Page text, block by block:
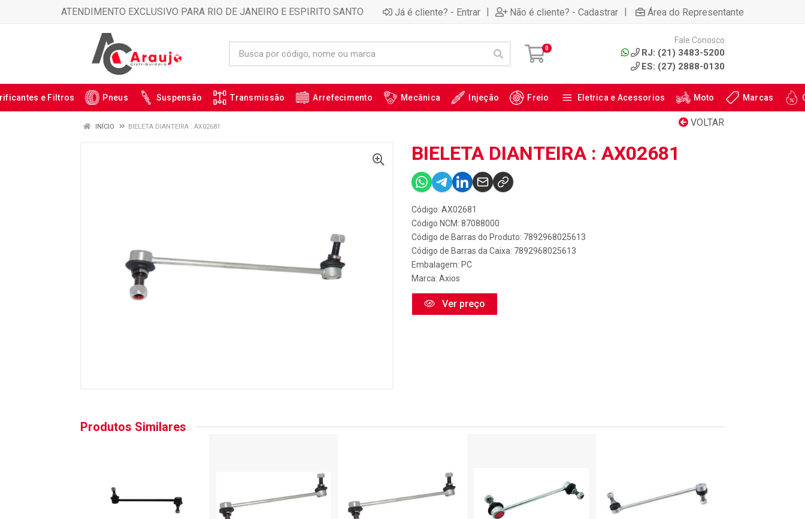
ATENDIMENTO EXCLUSIVO PARA RIO DE JANEIRO E ESPIRITO SANTO Já é cliente? - Entrar | Não é cliente? - Cadastrar | Área do Representante
0
Fale Conosco
RJ: (21) 3483-5200
ES: (27) 2888-0130
e Filtros Pneus Suspensão Transmissão Arrefecimento Mecânica Injeção Freio Eletrica e Acessorios Moto Marcas
VOLTAR
INÍCIO BIELETA DIANTEIRA : AX02681
BIELETA DIANTEIRA : AX02681
Código: AX02681
Código NCM: 87088000
Código de Barras do Produto: 7892968025613
Código de Barras da Caixa: 7892968025613
Embalagem: PC
Marca: Axios
Ver preço
Produtos Similares